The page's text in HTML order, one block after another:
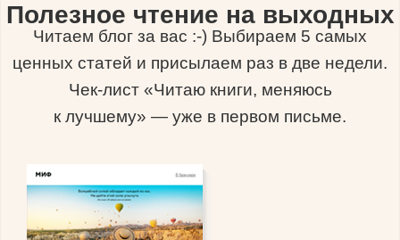
Полезное чтение на выходных
Читаем блог за вас :-) Выбираем 5 самых
ценных статей и присылаем раз в две недели.
Чек-лист «Читаю книги, меняюсь
к лучшему» — уже в первом письме.